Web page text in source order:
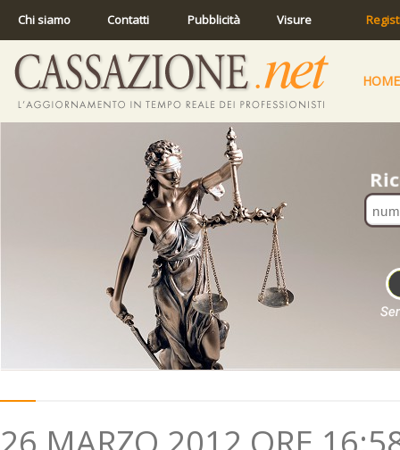
Chi siamo Contatti Pubblicità Visure
HOME